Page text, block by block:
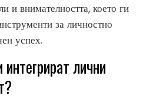
и внимателността, което ги
за личностно
успех.
интегрират лични